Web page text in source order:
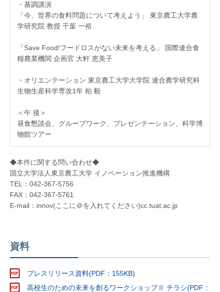
・基調講演
「今、世界の食料問題について考えよう」 東京農工大学農
学研究院 教授 千葉 一裕
「Save Food!フードロスがない未来を考える」 国際連合食
糧農業機関 企画官 大軒 恵美子
・オリエンテーション 東京農工大学大学院 連合農学研究科
生物生産科学専攻1年 柏 毅
＜午 後＞
昼食懇談会、グループワーク、プレゼンテーション、科学博
物館ツアー
◆本件に関する問い合わせ◆
国立大学法人東京農工大学 イノベーション推進機構
TEL：042-367-5756
FAX：042-367-5761
E-mail：innov(ここに＠を入れてください)cc.tuat.ac.jp
資料
プレスリリース資料(PDF：155KB)
高校生のための未来を創るワークショップⅡ チラシ(PDF：